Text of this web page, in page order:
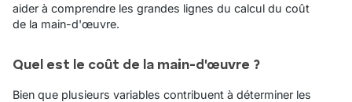
aider à comprendre les grandes lignes du calcul du coût
de la main-d'œuvre.
Quel est le coût de la main-d'œuvre ?
Bien que plusieurs variables contribuent à déterminer les